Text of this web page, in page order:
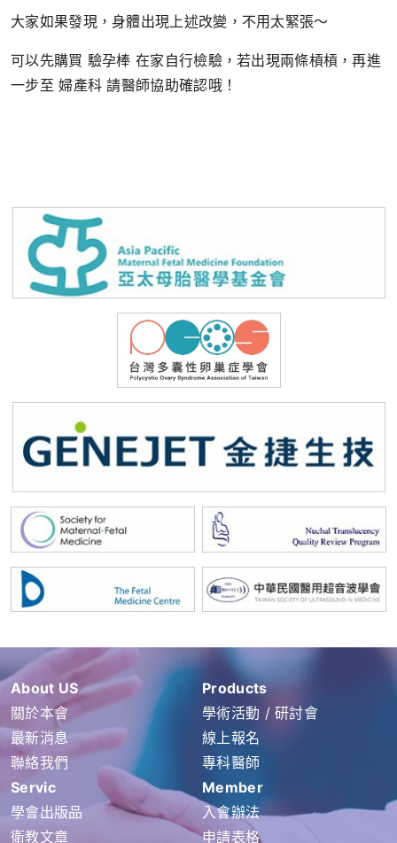
大家如果發現，身體出現上述改變，不用太緊張～
可以先購買 驗孕棒 在家自行檢驗，若出現兩條槓槓，再進
一步至 婦產科 請醫師協助確認哦！
About US
關於本會
最新消息
聯絡我們
Products
學術活動 / 研討會
線上報名
專科醫師
Servic
學會出版品
衛教文章
Member
入會辦法
申請表格